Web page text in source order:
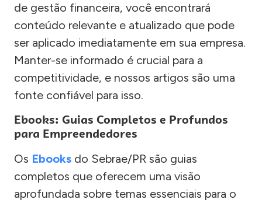
de gestão financeira, você encontrará
conteúdo relevante e atualizado que pode
ser aplicado imediatamente em sua empresa.
Manter-se informado é crucial para a
competitividade, e nossos artigos são uma
fonte confiável para isso.
Ebooks: Guias Completos e Profundos
para Empreendedores
Os Ebooks do Sebrae/PR são guias
completos que oferecem uma visão
aprofundada sobre temas essenciais para o